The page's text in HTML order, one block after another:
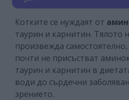
Котките се нуждаят от
таурин и карнитин. Тялото
произвежда
почти не присъстват
таурин и карнитин в
води до сърдечни
зрението.